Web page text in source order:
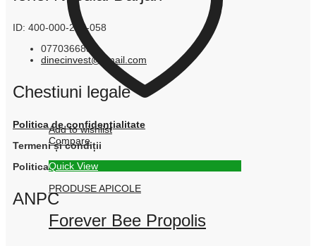
Add to wishlist
Compare
Quick View
PRODUSE APICOLE
Forever Bee Propolis
ID: 400-000-245-058
0770366854
dinecinvest@gmail.com
Chestiuni legale
Politica de confidențialitate
Termeni și condiții
Politica cookie
ANPC